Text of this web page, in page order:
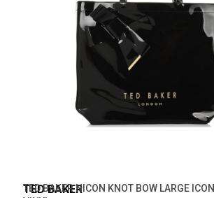
TED BAKER
TED BAKER NICON KNOT BOW LARGE ICON